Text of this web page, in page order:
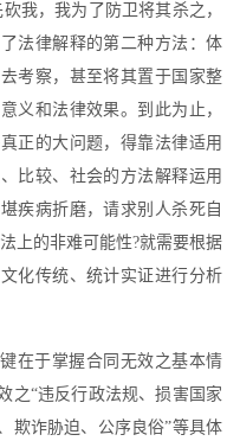
我，我为了防卫将其杀之，
法律解释的第二种方法：体
考察，甚至将其置于国家整
义和法律效果。到此为止，
正的大问题，得靠法律适用
比较、社会的方法解释运用
疾病折磨，请求别人杀死自
上的非难可能性?就需要根据
化传统、统计实证进行分析
在于掌握合同无效之基本情
之“违反行政法规、损害国家
欺诈胁迫、公序良俗”等具体